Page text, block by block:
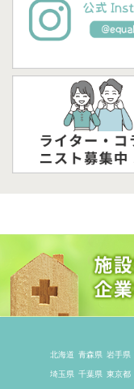
北海道 青森県 岩手県
埼玉県 千葉県 東京都